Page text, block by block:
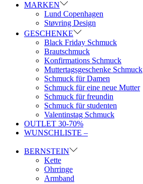
MARKEN
Lund Copenhagen
Støvring Design
GESCHENKE
Black Friday Schmuck
Brautschmuck
Konfirmations Schmuck
Muttertagsgeschenke Schmuck
Schmuck für Damen
Schmuck für eine neue Mutter
Schmuck für freundin
Schmuck für studenten
Valentinstag Schmuck
OUTLET 30-70%
WUNSCHLISTE –
BERNSTEIN
Kette
Ohrringe
Armband